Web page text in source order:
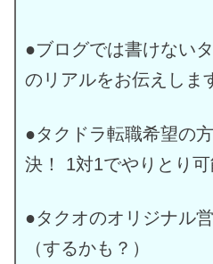
●ブログでは書けない
のリアルをお伝えしま
●タクドラ転職希望の
決！ 1対1でやりとり可
●タクオのオリジナル
（するかも？）